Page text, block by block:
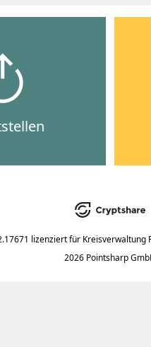
lizenziert für Kreisverwaltung
2026 Pointsharp